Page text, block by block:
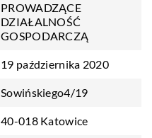
PROWADZĄCE
DZIAŁALNOŚĆ
GOSPODARCZĄ
19 października 2020
Sowińskiego4/19
40-018 Katowice